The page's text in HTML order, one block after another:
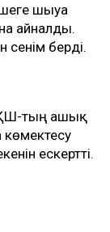
шығуға
айналды.
сенім берді.
тың ашық
ескертті.